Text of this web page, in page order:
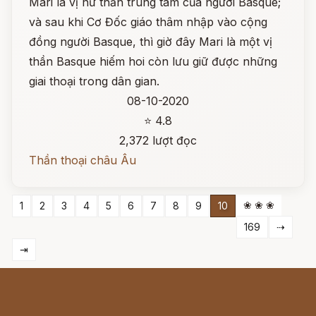
và sau khi Cơ Đốc giáo thâm nhập vào cộng
đồng người Basque, thì giờ đây Mari là một vị
thần Basque hiếm hoi còn lưu giữ được những
giai thoại trong dân gian.
08-10-2020
⭐ 4.8
2,372 lượt đọc
Thần thoại châu Âu
1 2 3 4 5 6 7 8 9 10
❀ ❀ ❀
169
⇢
⇥